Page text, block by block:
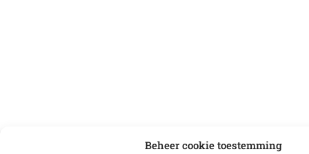
Beheer cookie toestemming